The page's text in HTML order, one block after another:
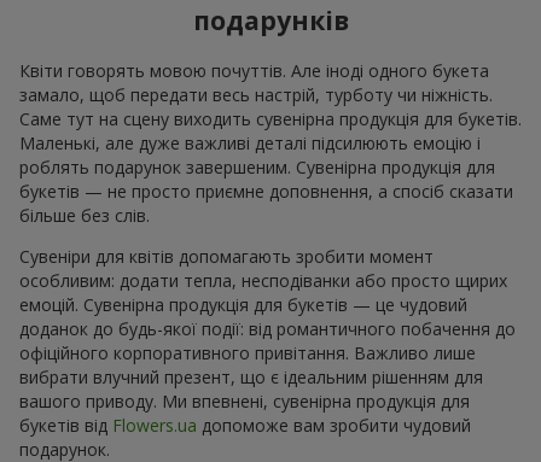
подарунків
Квіти говорять мовою почуттів. Але іноді одного букета
замало, щоб передати весь настрій, турботу чи ніжність.
Саме тут на сцену виходить сувенірна продукція для букетів.
Маленькі, але дуже важливі деталі підсилюють емоцію і
роблять подарунок завершеним. Сувенірна продукція для
букетів — не просто приємне доповнення, а спосіб сказати
більше без слів.
Сувеніри для квітів допомагають зробити момент
особливим: додати тепла, несподіванки або просто щирих
емоцій. Сувенірна продукція для букетів — це чудовий
доданок до будь-якої події: від романтичного побачення до
офіційного корпоративного привітання. Важливо лише
вибрати влучний презент, що є ідеальним рішенням для
вашого приводу. Ми впевнені, сувенірна продукція для
букетів від Flowers.ua допоможе вам зробити чудовий
подарунок.